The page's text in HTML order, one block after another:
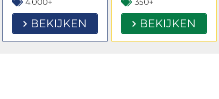
4.000+
BEKIJKEN
350+
BEKIJKEN